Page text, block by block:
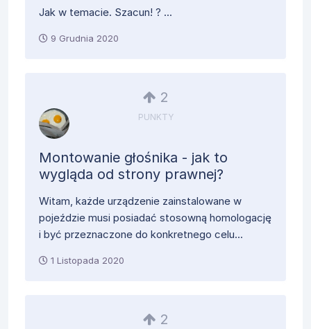
Jak w temacie. Szacun! ? ...
9 Grudnia 2020
2
PUNKTY
Montowanie głośnika - jak to
wygląda od strony prawnej?
Witam, każde urządzenie zainstalowane w
pojeździe musi posiadać stosowną homologację
i być przeznaczone do konkretnego celu...
1 Listopada 2020
2